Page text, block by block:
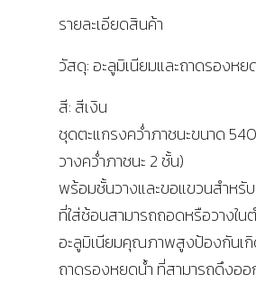
รายละเอียดสินค้า
วัสดุ: อะลูมิเนียมและถาดรองห
สี: สีเงิน
ชุดตะแกรงคว่ำภาชนะขนาด
วางคว่ำภาชนะ 2 ชั้น)
พร้อมชั้นวางและขอแขวนสำหรั
ที่ใส่ช้อนสามารถถอดหรือวางใ
อะลูมิเนียมคุณภาพสูงป้องกันเ
ถาดรองหยดน้ำ ที่สามารถดึงออ